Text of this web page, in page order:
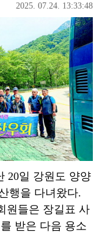
2025. 07.24. 13:33:48
20일 강원도 양양
행을 다녀왔다.
원들은 장길표 사
받은 다음 용소